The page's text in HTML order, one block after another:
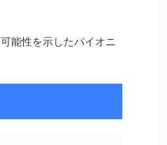
能性を示したパイオニ